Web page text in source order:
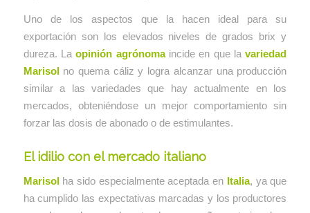
Uno de los aspectos que la hacen ideal para su
exportación son los elevados niveles de grados brix y
dureza. Laopinión agrónomaincide en que la variedad
Marisolno quema cáliz y logra alcanzar una producción
similar a las variedades que hay actualmente en los
mercados, obteniéndose un mejor comportamiento sin
forzar las dosis de abonado o de estimulantes.
El idilio con el mercado italiano
Marisolha sido especialmente aceptada en Italia, ya que
ha cumplido las expectativas marcadas y los productores